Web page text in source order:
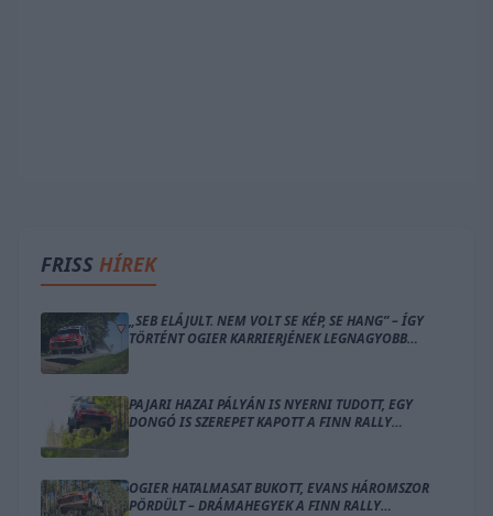
FRISS HÍREK
„SEB ELÁJULT. NEM VOLT SE KÉP, SE HANG” – ÍGY
TÖRTÉNT OGIER KARRIERJÉNEK LEGNAGYOBB
PAJARI HAZAI PÁLYÁN IS NYERNI TUDOTT, EGY
DONGÓ IS SZEREPET KAPOTT A FINN RALLY
OGIER HATALMASAT BUKOTT, EVANS HÁROMSZOR
PÖRDÜLT – DRÁMAHEGYEK A FINN RALLY